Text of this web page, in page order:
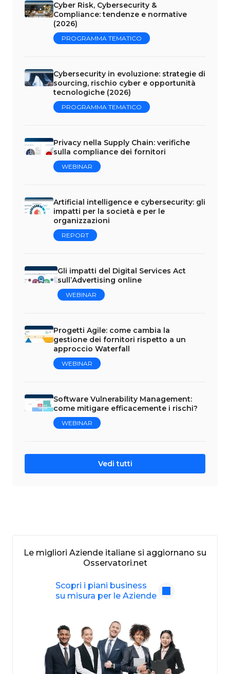
Cyber Risk, Cybersecurity &
Compliance: tendenze e normative
(2026)
PROGRAMMA TEMATICO
Cybersecurity in evoluzione: strategie di
sourcing, rischio cyber e opportunità
tecnologiche (2026)
PROGRAMMA TEMATICO
Privacy nella Supply Chain: verifiche
sulla compliance dei fornitori
WEBINAR
Artificial intelligence e cybersecurity: gli
impatti per la società e per le
organizzazioni
REPORT
Gli impatti del Digital Services Act
sull’Advertising online
WEBINAR
Progetti Agile: come cambia la
gestione dei fornitori rispetto a un
approccio Waterfall
WEBINAR
Software Vulnerability Management:
come mitigare efficacemente i rischi?
WEBINAR
Vedi tutti
Le migliori Aziende italiane si aggiornano su
Osservatori.net
Scopri i piani business
su misura per le Aziende